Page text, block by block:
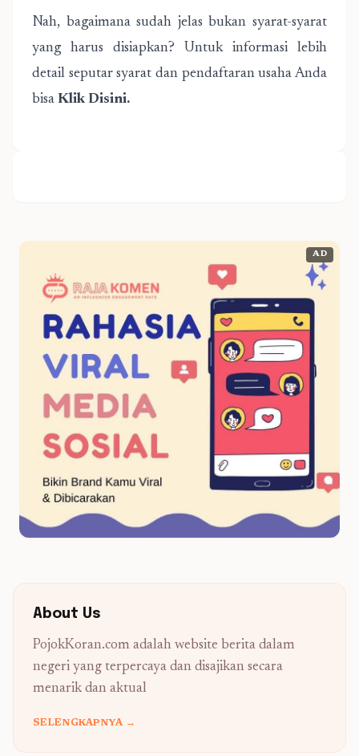
Nah, bagaimana sudah jelas bukan syarat-syarat
yang harus disiapkan? Untuk informasi lebih
detail seputar syarat dan pendaftaran usaha Anda
bisa Klik Disini.
AD
About Us
PojokKoran.com adalah website berita dalam
negeri yang terpercaya dan disajikan secara
menarik dan aktual
SELENGKAPNYA →